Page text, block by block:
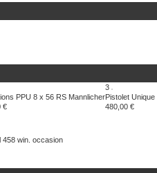
PPU 8 x 56 RS Mannlicher
€
3
Pistolet
480,00 €
458 win. occasion